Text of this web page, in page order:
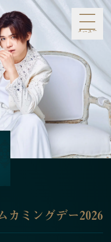
メニュー
LEONン
Information
Profile
Schedule
Media
Live Event
ト
Music
Fan Club
Online Shop
プ
Contact
カミングデー2026